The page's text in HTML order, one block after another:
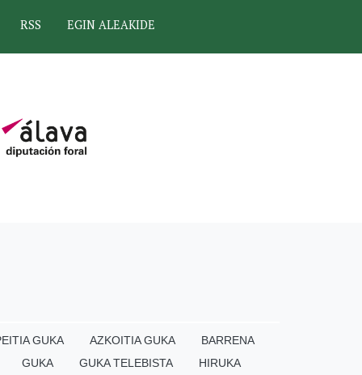
RSS EGIN ALEAKIDE
GUKA AZKOITIA GUKA
BARRENA
GUKA
GUKA TELEBISTA HIRUKA